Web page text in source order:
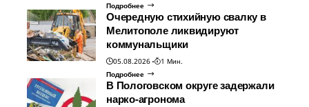
Подробнее
Очередную стихийную свалку в
Мелитополе ликвидируют
коммунальщики
05.08.2026
1 Мин.
Подробнее
В Пологовском округе задержали
нарко-агронома